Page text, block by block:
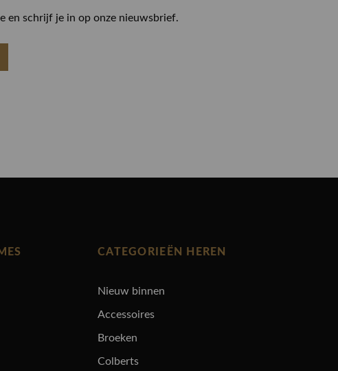
en schrijf je in op onze nieuwsbrief.
CATEGORIEËN HEREN
Nieuw binnen
Accessoires
Broeken
Colberts